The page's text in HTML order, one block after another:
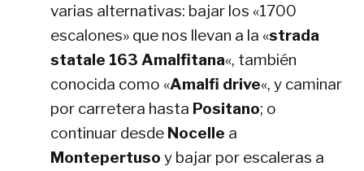
varias alternativas: bajar los «1700
escalones» que nos llevan a la «strada
statale 163 Amalfitana«, también
conocida como «Amalfi drive«, y caminar
por carretera hasta Positano; o
continuar desde Nocelle a
Montepertuso y bajar por escaleras a